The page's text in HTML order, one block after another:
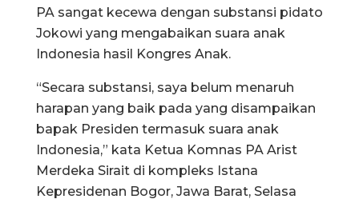
PA sangat kecewa dengan substansi pidato
Jokowi yang mengabaikan suara anak
Indonesia hasil Kongres Anak.
“Secara substansi, saya belum menaruh
harapan yang baik pada yang disampaikan
bapak Presiden termasuk suara anak
Indonesia,” kata Ketua Komnas PA Arist
Merdeka Sirait di kompleks Istana
Kepresidenan Bogor, Jawa Barat, Selasa